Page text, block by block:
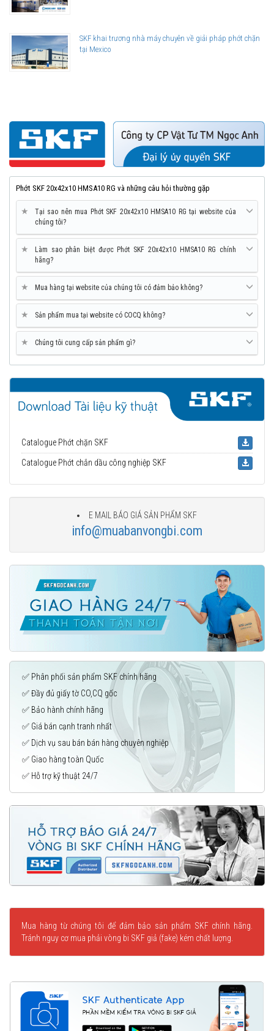
SKF khai trương nhà máy chuyên về giải pháp phớt chặn
tại Mexico
Phớt SKF 20x42x10 HMSA10 RG và những câu hỏi thường gặp
★
Tại sao nên mua Phớt SKF 20x42x10 HMSA10 RG tại website của
chúng tôi?
★
Làm sao phân biệt được Phớt SKF 20x42x10 HMSA10 RG chính
hãng?
★ Mua hàng tại website của chúng tôi có đảm bảo không?
★ Sản phẩm mua tại website có COCQ không?
★ Chúng tôi cung cấp sản phẩm gì?
Catalogue Phớt chặn SKF
Catalogue Phớt chắn dầu công nghiệp SKF
E MAIL BÁO GIÁ SẢN PHẨM SKF
info@muabanvongbi.com
✅ Phân phối sản phẩm SKF chính hãng
✅ Đầy đủ giấy tờ CO,CQ gốc
✅ Bảo hành chính hãng
✅ Giá bán cạnh tranh nhất
✅ Dịch vụ sau bán bán hàng chuyên nghiệp
✅ Giao hàng toàn Quốc
✅ Hỗ trợ kỹ thuật 24/7
Mua hàng từ chúng tôi để đảm bảo sản phẩm SKF chính hãng.
Tránh nguy cơ mua phải vòng bi SKF giả (fake) kém chất lượng.